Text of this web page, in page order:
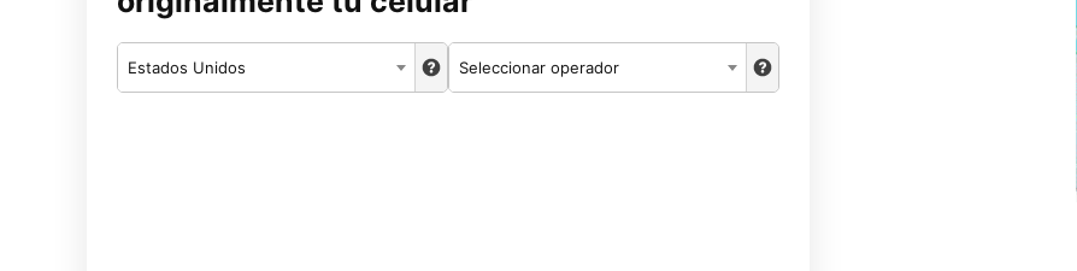
Estados Unidos Seleccionar operador